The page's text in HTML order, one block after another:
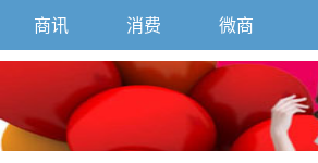
商讯 消费 微商